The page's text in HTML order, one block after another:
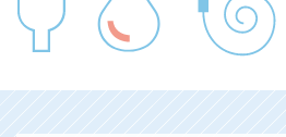
WASSER/ABWASSER